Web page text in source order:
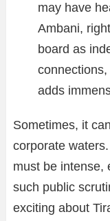
may have
Ambani,
board as
adds
Sometimes, it
corporate
must be intense,
such public
exciting about